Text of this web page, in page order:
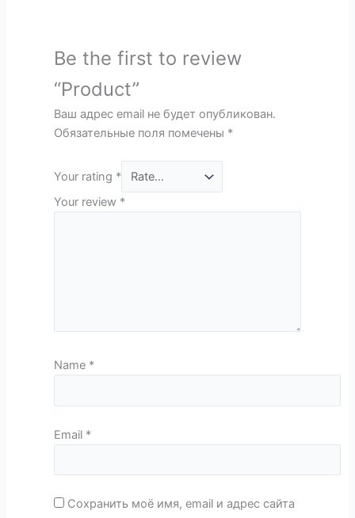
Be the first to review
“Product”
Ваш адрес email не будет опубликован.
Обязательные поля помечены *
Your rating *
Your review *
Name *
Email *
Сохранить моё имя, email и адрес сайта